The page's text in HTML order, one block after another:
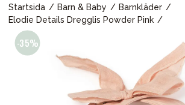
Startsida Barn & Baby
Barnkläder
Elodie Details Dregglis Powder Pink
Bilbarnstolar
Barn & Baby
Leksaker
Förälder